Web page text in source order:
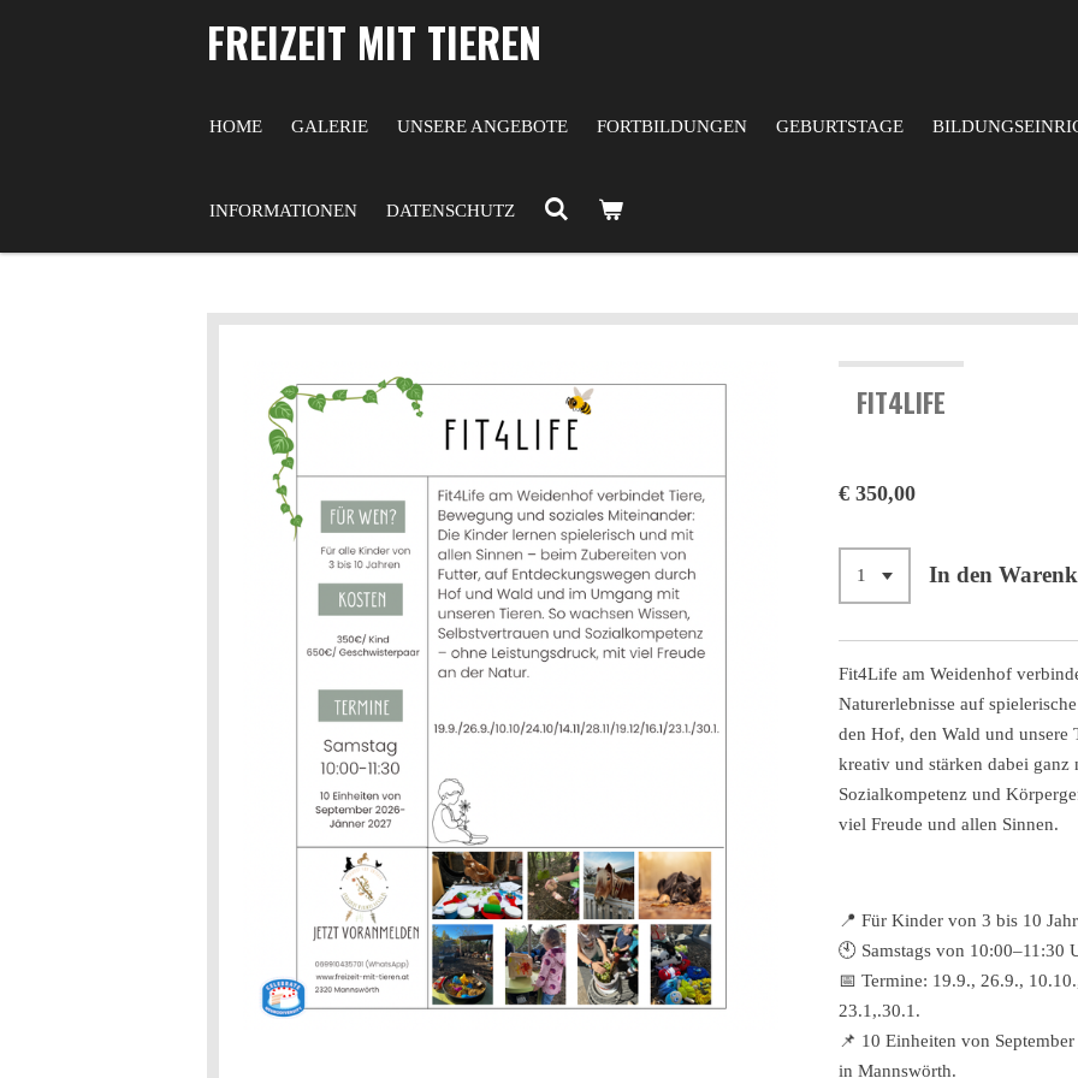
FREIZEIT MIT TIEREN
HOME GALERIE UNSERE ANGEBOTE FORTBILDUNGEN GEBURTSTAGE
INFORMATIONEN DATENSCHUTZ
FIT4LIFE
€ 350,00
In den
Fit4Life am Weidenhof
Naturerlebnisse auf
den Hof, den Wald und unsere
kreativ und stärken dabei ganz
Sozialkompetenz und
viel Freude und allen Sinnen.
📍 Für Kinder von 3 bis 10
🕙 Samstags von 10:00–11:30
📅 Termine: 19.9., 26.9.,
23.1,.30.1.
📌 10 Einheiten von
in Mannswörth.